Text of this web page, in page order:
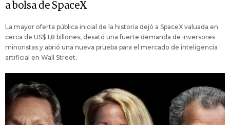
a bolsa de SpaceX
La mayor oferta pública inicial de la historia dejó a SpaceX valuada en
cerca de US$ 1,8 billones, desató una fuerte demanda de inversores
minoristas y abrió una nueva prueba para el mercado de inteligencia
artificial en Wall Street.